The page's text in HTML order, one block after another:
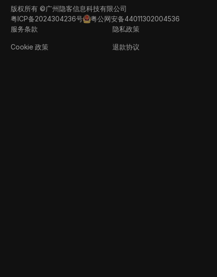
版权所有 ©广州隐客信息科技有限公司
粤ICP备2024304236号
粤公网安备44011302004536
服务条款
隐私政策
Cookie 政策 退款协议